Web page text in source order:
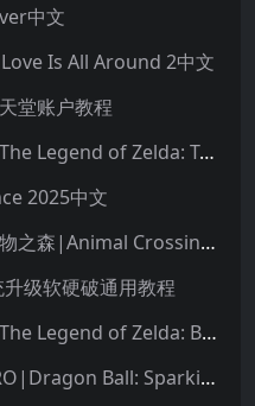
中文
Is All Around 2中文
堂账户教程
塞尔达传说：王国之泪|The Legend of Zelda: Tears of the Kingdom中文
2025中文
集合啦！动物森友会|动物之森|Animal Crossing: New Horizons中文
级软硬破通用教程
塞尔达传说：旷野之息|The Legend of Zelda: Breath of the Wild中文
七龙珠：电光炸裂！ZERO|Dragon Ball: Sparking! Zero中文